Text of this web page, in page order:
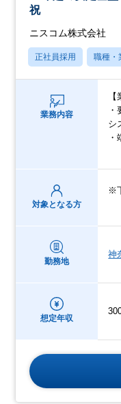
祝
ニスコム株式会社
正社員採用 職種・
業務内容
シ
・
対象となる方
※
勤務地
神
想定年収